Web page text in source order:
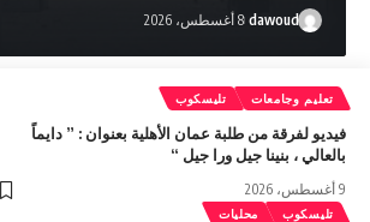
dawoud 8 أغسطس، 2026
تعليم وجامعات تليسكوب
فيديو لفرقة من طلبة عمان الأهلية بعنوان : ” دايماً
بالعالي ، بنينا جيل ورا جيل “
9 أغسطس، 2026
تليسكوب محليات